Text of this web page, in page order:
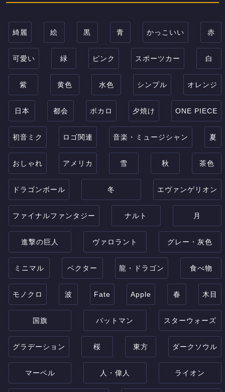
綺麗 絵 黒 青 かっこいい 赤
可愛い 緑 ピンク スポーツカー 白
紫 黄色 水色 シンプル オレンジ
日本 都会 ボカロ 夕焼け ONE PIECE
初音ミク ロゴ関連 音楽・ミュージシャン 夏
おしゃれ アメリカ 雪 秋 茶色
ドラゴンボール 冬 エヴァンゲリオン
ファイナルファンタジー ナルト 月
進撃の巨人 ヴァロラント グレー・灰色
ミニマル ベクター 龍・ドラゴン 食べ物
モノクロ 波 Fate Apple 春 木目
国旗 バットマン スターウォーズ
グラデーション 桜 東方 ダークソウル
マーベル 人・偉人 ライオン